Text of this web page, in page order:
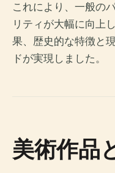
これにより、一般の
リティが大幅に向上
果、歴史的な特徴と
ドが実現しました。
美術作品